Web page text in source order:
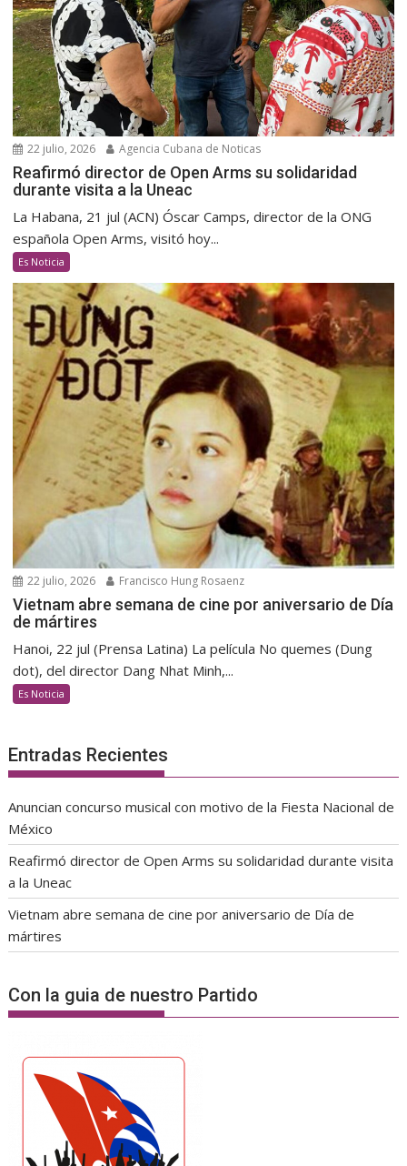
22 julio, 2026 Agencia Cubana de Noticas
Reafirmó director de Open Arms su solidaridad
durante visita a la Uneac
La Habana, 21 jul (ACN) Óscar Camps, director de la ONG
española Open Arms, visitó hoy...
Es Noticia
22 julio, 2026 Francisco Hung Rosaenz
Vietnam abre semana de cine por aniversario de Día
de mártires
Hanoi, 22 jul (Prensa Latina) La película No quemes (Dung
dot), del director Dang Nhat Minh,...
Es Noticia
Entradas Recientes
Anuncian concurso musical con motivo de la Fiesta Nacional de
México
Reafirmó director de Open Arms su solidaridad durante visita
a la Uneac
Vietnam abre semana de cine por aniversario de Día de
mártires
Con la guia de nuestro Partido